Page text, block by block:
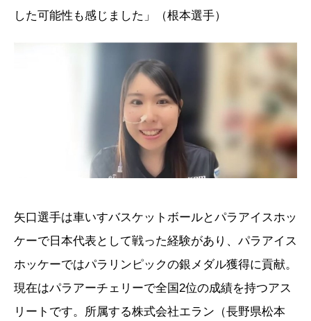
した可能性も感じました」（根本選手）
矢口選手は車いすバスケットボールとパラアイスホッ
ケーで日本代表として戦った経験があり、パラアイス
ホッケーではパラリンピックの銀メダル獲得に貢献。
現在はパラアーチェリーで全国2位の成績を持つアス
リートです。所属する株式会社エラン（長野県松本